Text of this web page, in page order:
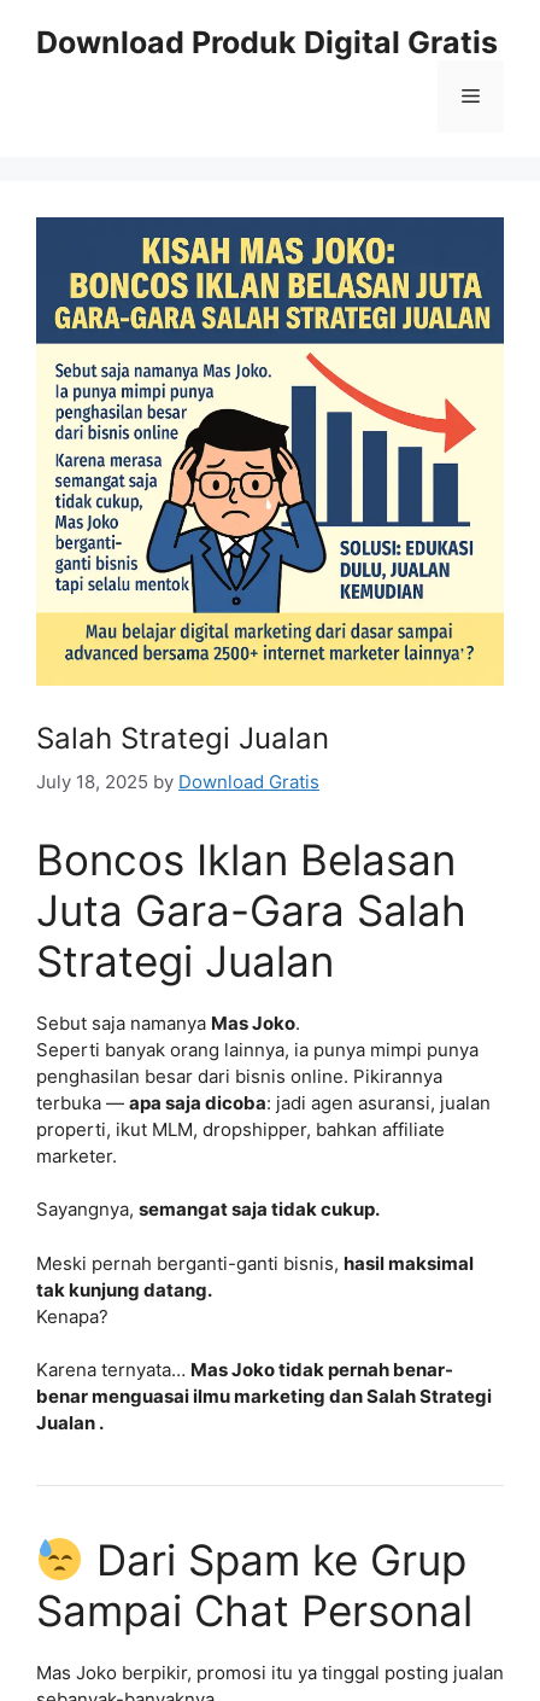
Download Produk Digital Gratis
Menu
Salah Strategi Jualan
July 18, 2025 by Download Gratis
Boncos Iklan Belasan
Juta Gara-Gara Salah
Strategi Jualan
Sebut saja namanya Mas Joko.
Seperti banyak orang lainnya, ia punya mimpi punya
penghasilan besar dari bisnis online. Pikirannya
terbuka — apa saja dicoba: jadi agen asuransi, jualan
properti, ikut MLM, dropshipper, bahkan affiliate
marketer.
Sayangnya, semangat saja tidak cukup.
Meski pernah berganti-ganti bisnis, hasil maksimal
tak kunjung datang.
Kenapa?
Karena ternyata… Mas Joko tidak pernah benar-
benar menguasai ilmu marketing dan Salah Strategi
Jualan .
Dari Spam ke Grup
Sampai Chat Personal
Mas Joko berpikir, promosi itu ya tinggal posting jualan